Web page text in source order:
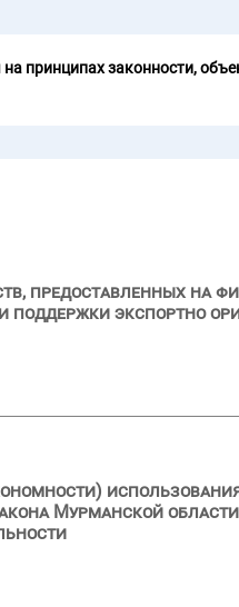
принципах законности,
предоставленных на
экспортно
Мурманской